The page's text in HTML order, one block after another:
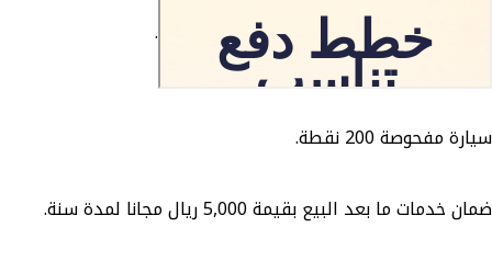
ضمان ارجاع السيارة المستعملة خلال 10 أيام.
تطبق الشروط والاحكام.
سيارة مفحوصة 200 نقطة.
ضمان خدمات ما بعد البيع بقيمة 5,000 ريال مجانا لمدة سنة.